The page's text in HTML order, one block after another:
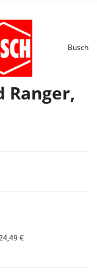
Ranger,
Busch
€